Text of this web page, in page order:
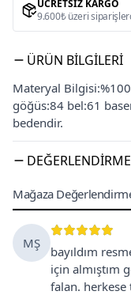
ÜCRETSIZ KARGO
9.600₺ üzeri
ÜRÜN BILGILERI
Materyal
göğüs:84 bel:61
bedendir.
Mağaza
MŞ
bayıldım
için almıştım
falan. herkese